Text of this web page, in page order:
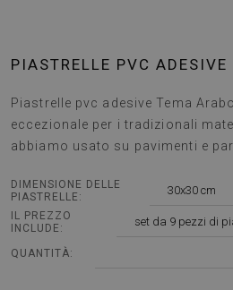
PIASTRELLE PVC ADESIVE
Piastrelle pvc adesive Tema
eccezionale per i tradizionali
abbiamo usato su pavimenti e
DIMENSIONE DELLE
PIASTRELLE:
30x30 cm
IL PREZZO
INCLUDE:
set da 9 pezzi di
QUANTITÀ: